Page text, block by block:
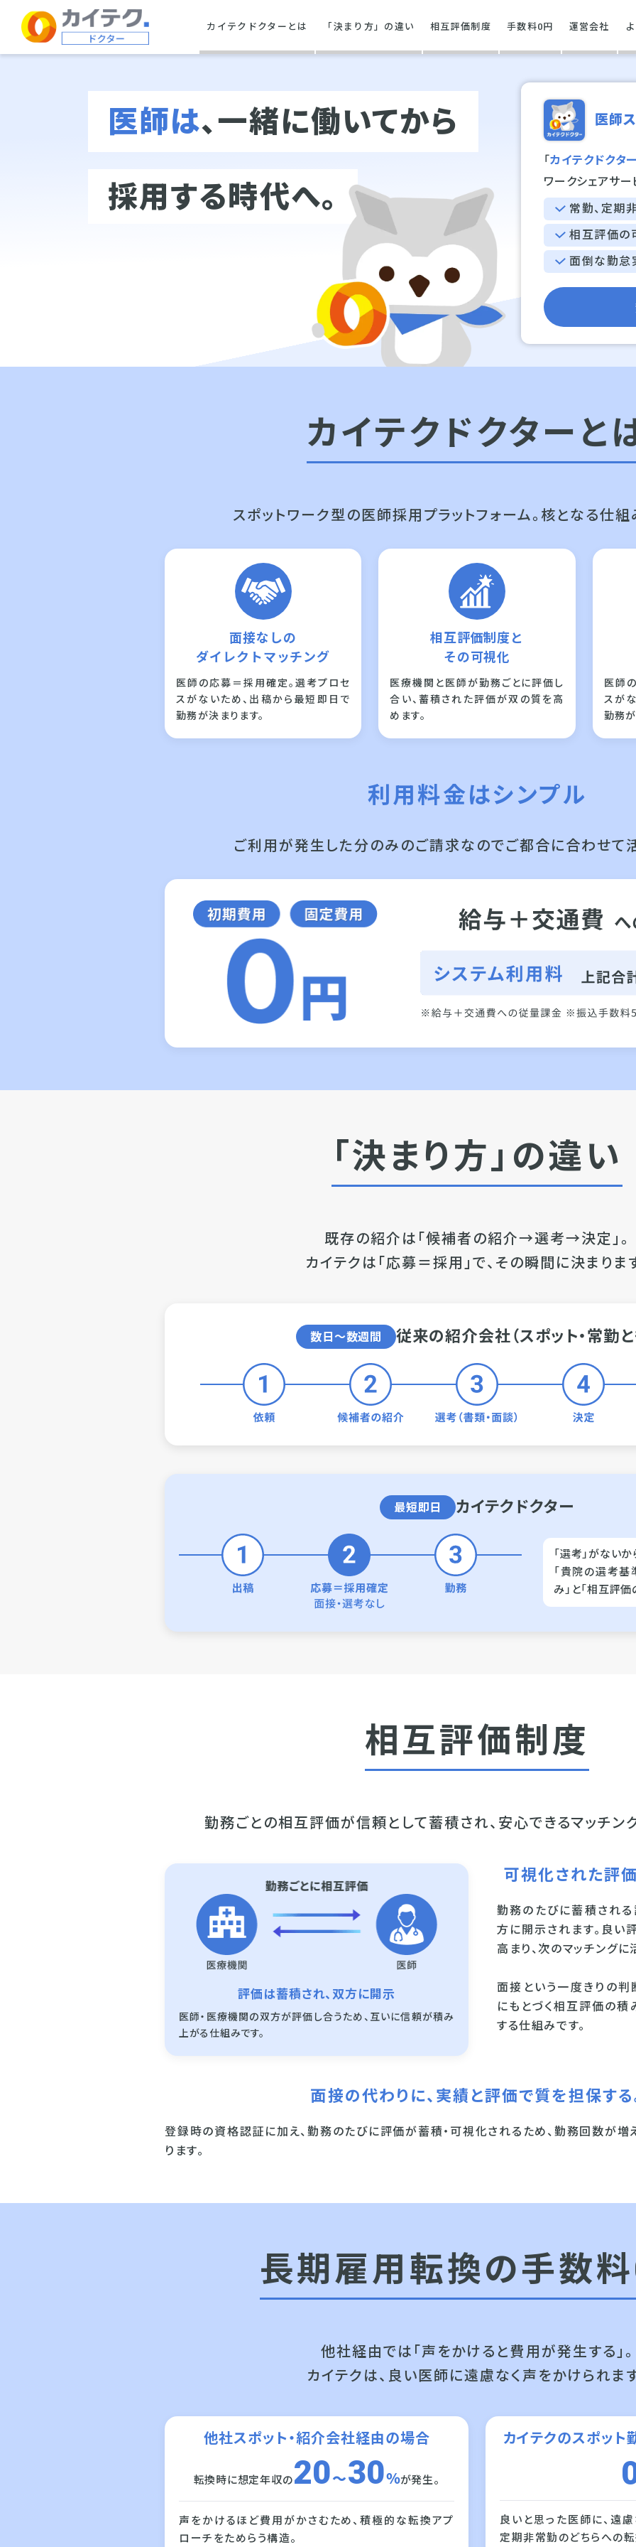
カイテクドクターとは 「決まり方」の違い 相互評価制度 手数料0円 運営会社
医師は、一緒に働いてから
採用する時代へ。
医師
「カイテクドクタ
ワークシェアサー
常勤、定期
相互評価の
面倒な勤怠
カイテクドクターと
スポットワーク型の医師採用プラットフォーム。 核となる仕組
面接なしの
ダイレクトマッチング
医師の応募＝採用確定。選考プロセ
スがないため、出稿から最短即日で
勤務が決まります。
相互評価制度と
その可視化
医療機関と医師が勤務ごとに評価し
合い、蓄積された評価が双の質を高
めます。
医師
スが
勤務が
利用料金はシンプル
ご利用が発生した分のみのご請求なのでご都合に合わせて
「決まり方」の違い
既存の紹介は「候補者の紹介→選考→決定」。
カイテクは「応募＝採用」で、 その瞬間に決まりま
数日〜数週間 従来の紹介会社（スポット・常勤と
最短即日 カイテクドクター
「選考」がないか
「貴院の選考
み」と「相互評
相互評価制度
勤務ごとの相互評価が信頼として蓄積され、 安心できるマッチン
評価は蓄積され、双方に開示
医師・医療機関の双方が評価し合うため、互いに信頼が積み
上がる仕組みです。
可視化された評価
勤務のたびに蓄積され
方に開示されます。良
高まり、次のマッチングに
面接という一度きりの
にもとづく相互評価の
する仕組みです。
面接の代わりに、 実績と評価で質を担保する
登録時の資格認証に加え、勤務のたびに評価が蓄積・可視化されるため、勤務回数が
ります。
長期雇用転換の手数
他社経由では「声をかけると費用が発生する」。
カイテクは、良い医師に遠慮なく声をかけられま
他社スポット・紹介会社経由の場合
転換時に想定年収の20〜30％が発生。
声をかけるほど費用がかさむため、積極的な転換アプ
ローチをためらう構造。
カイテクのスポッ
良いと思った医師に、遠
定期非常勤のどちらへの